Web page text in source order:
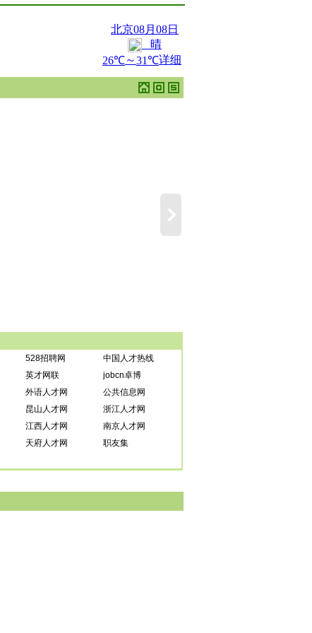
528招聘网
中国人才热线
英才网联
jobcn卓博
外语人才网
公共信息网
昆山人才网
浙江人才网
江西人才网
南京人才网
天府人才网
职友集